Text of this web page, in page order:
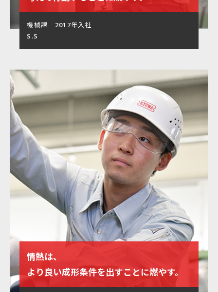
機械課 2017年入社
S.S
情熱は、
より良い成形条件を出すことに燃やす。